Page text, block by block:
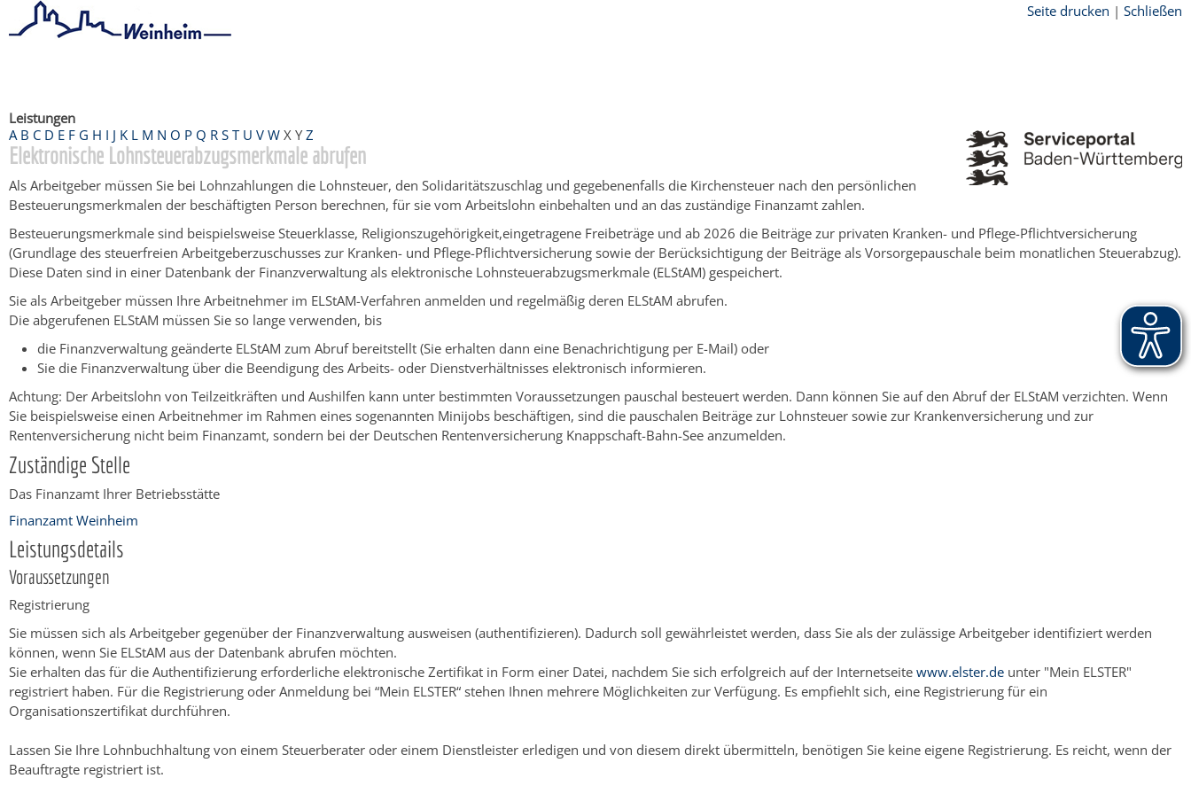
Seite drucken | Schließen
Leistungen
A B C D E F G H I J K L M N O P Q R S T U V W X Y Z
Elektronische Lohnsteuerabzugsmerkmale abrufen
Als Arbeitgeber müssen Sie bei Lohnzahlungen die Lohnsteuer, den Solidaritätszuschlag und gegebenenfalls die Kirchensteuer nach den persönlichen
Besteuerungsmerkmalen der beschäftigten Person berechnen, für sie vom Arbeitslohn einbehalten und an das zuständige Finanzamt zahlen.
Besteuerungsmerkmale sind beispielsweise Steuerklasse, Religionszugehörigkeit,eingetragene Freibeträge und ab 2026 die Beiträge zur privaten Kranken- und Pflege-Pflichtversicherung
(Grundlage des steuerfreien Arbeitgeberzuschusses zur Kranken- und Pflege-Pflichtversicherung sowie der Berücksichtigung der Beiträge als Vorsorgepauschale beim monatlichen Steuerabzug).
Diese Daten sind in einer Datenbank der Finanzverwaltung als elektronische Lohnsteuerabzugsmerkmale (ELStAM) gespeichert.
Sie als Arbeitgeber müssen Ihre Arbeitnehmer im ELStAM-Verfahren anmelden und regelmäßig deren ELStAM abrufen.
Die abgerufenen ELStAM müssen Sie so lange verwenden, bis
die Finanzverwaltung geänderte ELStAM zum Abruf bereitstellt (Sie erhalten dann eine Benachrichtigung per E-Mail) oder
Sie die Finanzverwaltung über die Beendigung des Arbeits- oder Dienstverhältnisses elektronisch informieren.
Achtung: Der Arbeitslohn von Teilzeitkräften und Aushilfen kann unter bestimmten Voraussetzungen pauschal besteuert werden. Dann können Sie auf den Abruf der ELStAM verzichten. Wenn
Sie beispielsweise einen Arbeitnehmer im Rahmen eines sogenannten Minijobs beschäftigen, sind die pauschalen Beiträge zur Lohnsteuer sowie zur Krankenversicherung und zur
Rentenversicherung nicht beim Finanzamt, sondern bei der Deutschen Rentenversicherung Knappschaft-Bahn-See anzumelden.
Zuständige Stelle
Das Finanzamt Ihrer Betriebsstätte
Finanzamt Weinheim
Leistungsdetails
Voraussetzungen
Registrierung
Sie müssen sich als Arbeitgeber gegenüber der Finanzverwaltung ausweisen (authentifizieren). Dadurch soll gewährleistet werden, dass Sie als der zulässige Arbeitgeber identifiziert werden
können, wenn Sie ELStAM aus der Datenbank abrufen möchten.
Sie erhalten das für die Authentifizierung erforderliche elektronische Zertifikat in Form einer Datei, nachdem Sie sich erfolgreich auf der Internetseite www.elster.de unter "Mein ELSTER"
registriert haben. Für die Registrierung oder Anmeldung bei “Mein ELSTER“ stehen Ihnen mehrere Möglichkeiten zur Verfügung. Es empfiehlt sich, eine Registrierung für ein
Organisationszertifikat durchführen.
Lassen Sie Ihre Lohnbuchhaltung von einem Steuerberater oder einem Dienstleister erledigen und von diesem direkt übermitteln, benötigen Sie keine eigene Registrierung. Es reicht, wenn der
Beauftragte registriert ist.